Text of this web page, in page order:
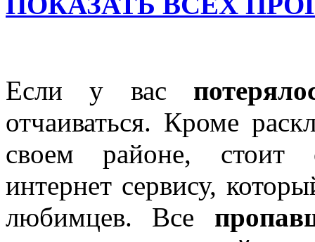
Если у вас
отчаиваться. Кроме
своем районе, стоит
интернет сервису,
любимцев. Все